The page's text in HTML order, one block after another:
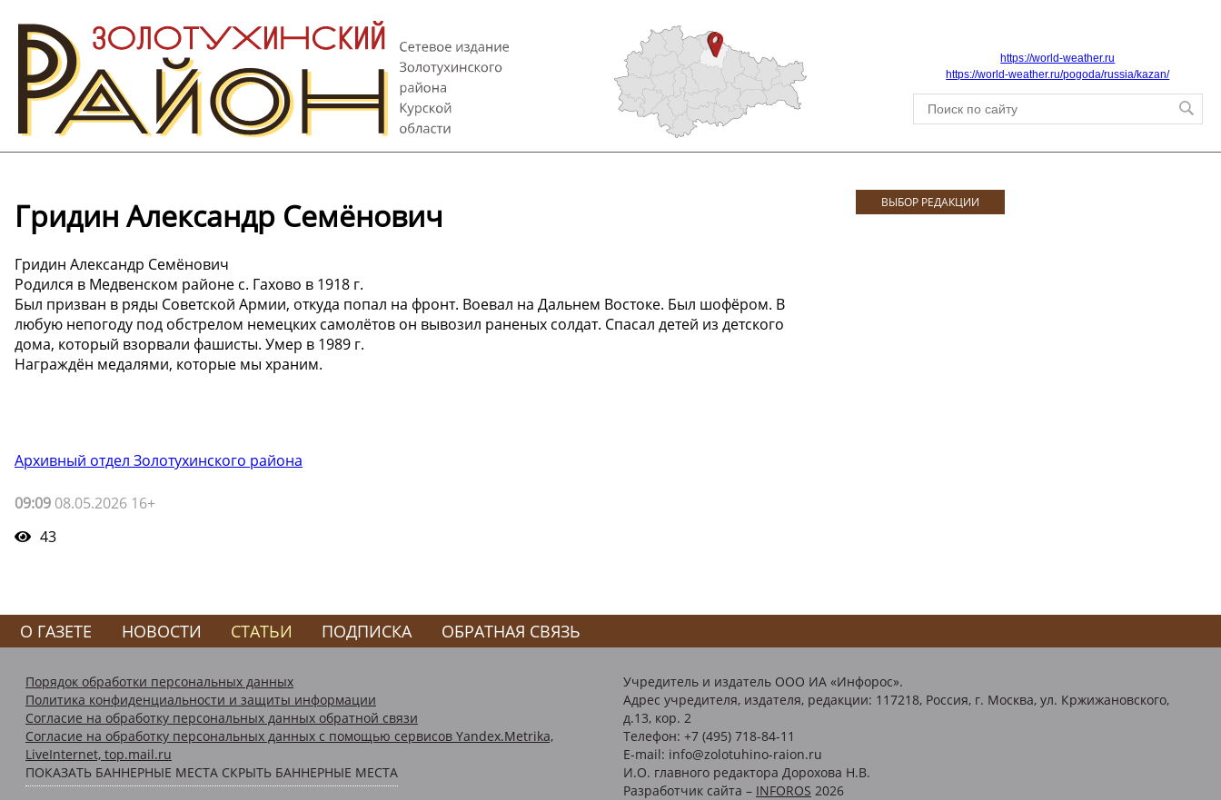
https://world-weather.ru
https://world-weather.ru/pogoda/russia/kazan/
Гридин Александр Семёнович
Гридин Александр Семёнович
Родился в Медвенском районе с. Гахово в 1918 г.
Был призван в ряды Советской Армии, откуда попал на фронт. Воевал на Дальнем Востоке. Был шофёром. В
любую непогоду под обстрелом немецких самолётов он вывозил раненых солдат. Спасал детей из детского
дома, который взорвали фашисты. Умер в 1989 г.
Награждён медалями, которые мы храним.
Архивный отдел Золотухинского района
09:09 08.05.2026 16+
43
ВЫБОР РЕДАКЦИИ
О ГАЗЕТЕ НОВОСТИ СТАТЬИ ПОДПИСКА ОБРАТНАЯ СВЯЗЬ
Порядок обработки персональных данных
Политика конфиденциальности и защиты информации
Согласие на обработку персональных данных обратной связи
Согласие на обработку персональных данных с помощью сервисов Yandex.Metrika,
LiveInternet, top.mail.ru
ПОКАЗАТЬ БАННЕРНЫЕ МЕСТА СКРЫТЬ БАННЕРНЫЕ МЕСТА
Учредитель и издатель ООО ИА «Инфорос».
Адрес учредителя, издателя, редакции: 117218, Россия, г. Москва, ул. Кржижановского,
д.13, кор. 2
Телефон: +7 (495) 718-84-11
E-mail: info@zolotuhino-raion.ru
И.О. главного редактора Дорохова Н.В.
Разработчик сайта – INFOROS 2026